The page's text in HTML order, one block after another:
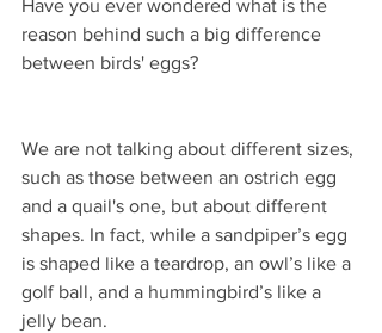
Have you ever wondered what is the
reason behind such a big difference
between birds' eggs?
We are not talking about different sizes,
such as those between an ostrich egg
and a quail's one, but about different
shapes. In fact, while a sandpiper’s egg
is shaped like a teardrop, an owl’s like a
golf ball, and a hummingbird’s like a
jelly bean.